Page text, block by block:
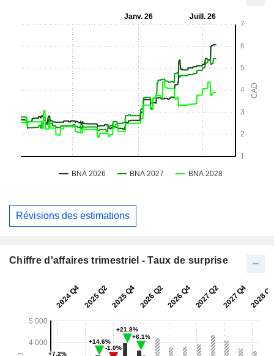
Révisions des estimations
Chiffre d'affaires trimestriel - Taux de surprise